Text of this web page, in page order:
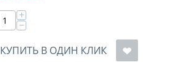
+
−
КУПИТЬ В ОДИН КЛИК